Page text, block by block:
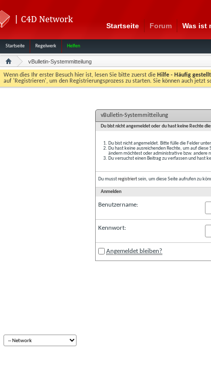
Startseite Forum
Startseite Regelwerk Helfen
Was ist
vBulletin-Systemmitteilung
Wenn dies Ihr erster Besuch hier ist, lesen Sie bitte zuerst die Hilfe - Häufig
auf 'Registrieren', um den Registrierungsprozess zu starten. Sie können auch jetzt
vBulletin-Systemmitteilung
Du bist nicht angemeldet oder du hast keine Rechte
Du bist nicht angemeldet. Bitte fülle die Felder
Du hast keine ausreichenden Rechte, um auf
ändern möchtest oder administrative bzw. andere
Du versuchst einen Beitrag zu verfassen und hast
Du musstregistriertsein, um diese Seite aufrufen zu
Anmelden
Benutzername:
Kennwort:
Angemeldet bleiben?